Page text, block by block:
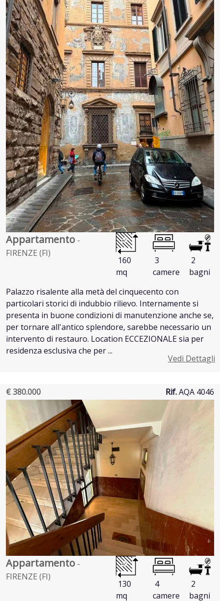
Appartamento -
FIRENZE (FI)
160
mq
3
camere
2
bagni
Palazzo risalente alla metà del cinquecento con
particolari storici di indubbio rilievo. Internamente si
presenta in buone condizioni di manutenzione anche se,
per tornare all'antico splendore, sarebbe necessario un
intervento di restauro. Location ECCEZIONALE sia per
residenza esclusiva che per ...
Vedi Dettagli
€ 380.000 Rif.AQA 4046
Appartamento -
FIRENZE (FI)
130
mq
4
camere
2
bagni